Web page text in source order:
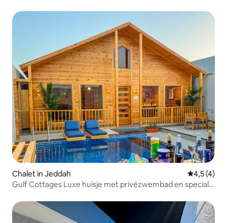
Chalet in Jeddah
4,5 (4)
Gulf Cottages Luxe huisje met privézwembad en speciale